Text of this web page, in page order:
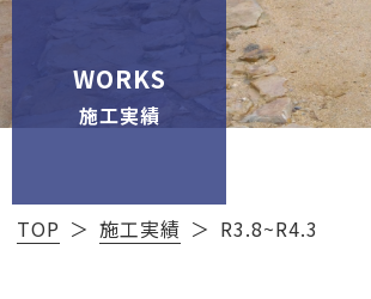
WORKS
施工実績
TOP 施工実績 R3.8~R4.3